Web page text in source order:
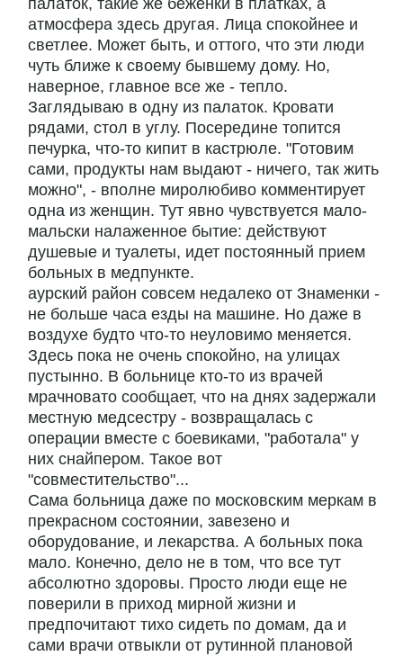
палаток, такие же беженки в платках, а
атмосфера здесь другая. Лица спокойнее и
светлее. Может быть, и оттого, что эти люди
чуть ближе к своему бывшему дому. Но,
наверное, главное все же - тепло.
Заглядываю в одну из палаток. Кровати
рядами, стол в углу. Посередине топится
печурка, что-то кипит в кастрюле. "Готовим
сами, продукты нам выдают - ничего, так жить
можно", - вполне миролюбиво комментирует
одна из женщин. Тут явно чувствуется мало-
мальски налаженное бытие: действуют
душевые и туалеты, идет постоянный прием
больных в медпункте.
аурский район совсем недалеко от Знаменки -
не больше часа езды на машине. Но даже в
воздухе будто что-то неуловимо меняется.
Здесь пока не очень спокойно, на улицах
пустынно. В больнице кто-то из врачей
мрачновато сообщает, что на днях задержали
местную медсестру - возвращалась с
операции вместе с боевиками, "работала" у
них снайпером. Такое вот
"совместительство"...
Сама больница даже по московским меркам в
прекрасном состоянии, завезено и
оборудование, и лекарства. А больных пока
мало. Конечно, дело не в том, что все тут
абсолютно здоровы. Просто люди еще не
поверили в приход мирной жизни и
предпочитают тихо сидеть по домам, да и
сами врачи отвыкли от рутинной плановой